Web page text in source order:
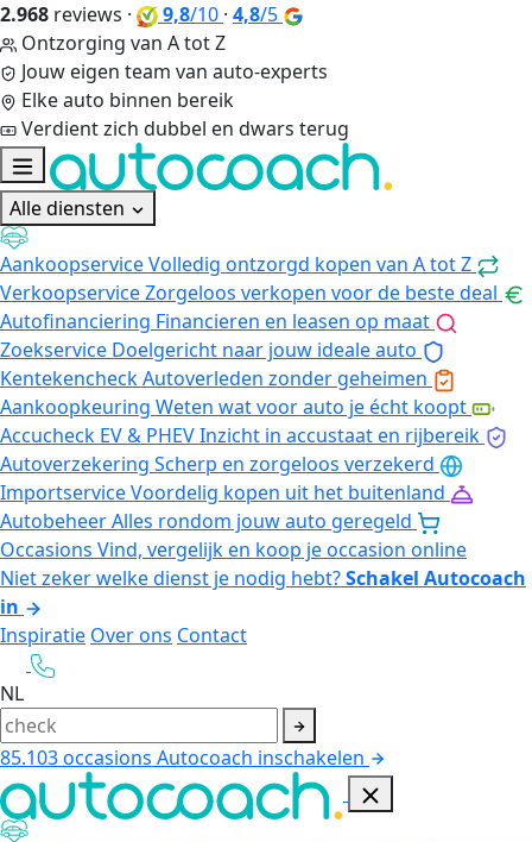
2.968 reviews · 9,8/10 · 4,8/5
Ontzorging van A tot Z
Jouw eigen team van auto-experts
Elke auto binnen bereik
Verdient zich dubbel en dwars terug
Alle diensten
AankoopserviceVolledig ontzorgd kopen van A tot Z
VerkoopserviceZorgeloos verkopen voor de beste deal
Autofinanciering Financieren en leasen op maat
Zoekservice Doelgericht naar jouw ideale auto
KentekencheckAutoverleden zonder geheimen
Aankoopkeuring Weten wat voor auto je écht koopt
Accucheck EV & PHEVInzicht in accustaat en rijbereik
Autoverzekering Scherp en zorgeloos verzekerd
ImportserviceVoordelig kopen uit het buitenland
AutobeheerAlles rondom jouw auto geregeld
Occasions Vind, vergelijk en koop je occasion online
Niet zeker welke dienst je nodig hebt?Schakel Autocoach
in
Inspiratie Over ons Contact
NL
85.103occasions Autocoach inschakelen